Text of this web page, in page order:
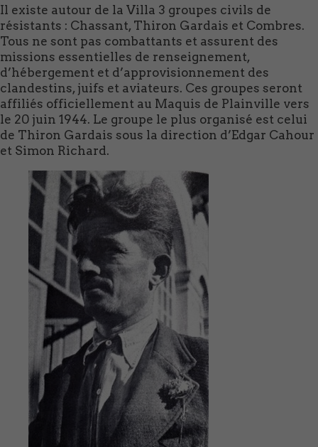
Il existe autour de la Villa 3 groupes civils de
résistants : Chassant, Thiron Gardais et Combres.
Tous ne sont pas combattants et assurent des
missions essentielles de renseignement,
d’hébergement et d’approvisionnement des
clandestins, juifs et aviateurs. Ces groupes seront
affiliés officiellement au Maquis de Plainville vers
le 20 juin 1944. Le groupe le plus organisé est celui
de Thiron Gardais sous la direction d’Edgar Cahour
et Simon Richard.